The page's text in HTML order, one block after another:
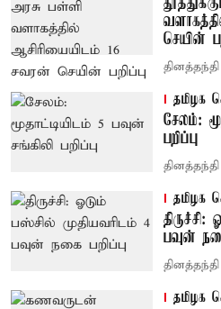
செயின்
தினத்தந்தி
தமிழக
சேலம்:
பறிப்பு
தினத்தந்தி
தமிழக
பவுன்
தினத்தந்தி
தமிழக